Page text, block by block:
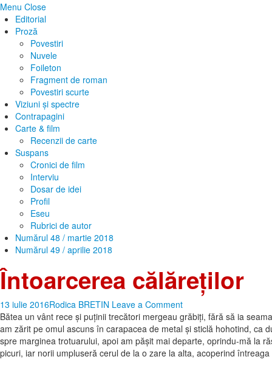
Menu Close
Editorial
Proză
Povestiri
Nuvele
Foileton
Fragment de roman
Povestiri scurte
Viziuni și spectre
Contrapagini
Carte & film
Recenzii de carte
Suspans
Cronici de film
Interviu
Dosar de idei
Profil
Eseu
Rubrici de autor
Numărul 48 / martie 2018
Numărul 49 / aprilie 2018
Întoarcerea călăreților
13 iulie 2016Rodica BRETIN Leave a Comment
Bătea un vânt rece şi puţinii trecători mergeau grăbiţi, fără să ia
am zărit pe omul ascuns în carapacea de metal şi sticlă hohotind, ca
spre marginea trotuarului, apoi am păşit mai departe, oprindu-mă la
picuri, iar norii umpluseră cerul de la o zare la alta, acoperind